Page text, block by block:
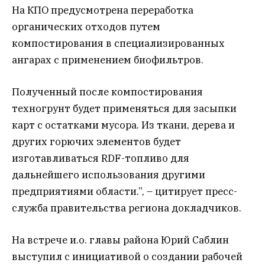
На КПО предусмотрена переработка
органических отходов путем
компостирования в специализированных
ангарах с применением биофильтров.
Полученный после компостирования
техногрунт будет применяться для засыпки
карт с остатками мусора. Из ткани, дерева и
других горючих элементов будет
изготавливаться RDF-топливо для
дальнейшего использования другими
предприятиями области.”, – цитирует пресс-
служба правительства региона докладчиков.
На встрече и.о. главы района Юрий Саблин
выступил с инициативой о создании рабочей